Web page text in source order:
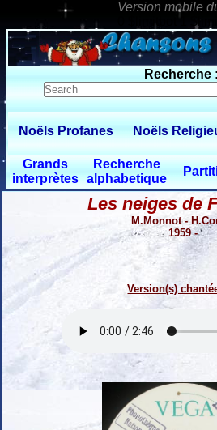
0 $limitbot 1
Recherche :
Noëls Profanes Noëls
Grands
interprètes
Recherche
alphabetique
Les neiges de
M.Monnot -
1959 -
Version(s)